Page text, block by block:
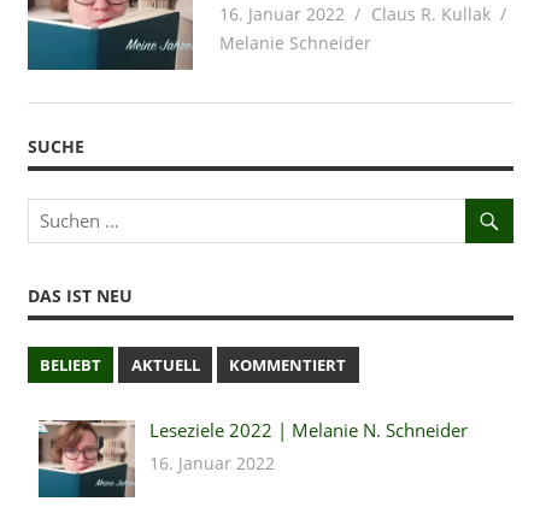
16. Januar 2022
Claus R. Kullak
Melanie Schneider
SUCHE
DAS IST NEU
BELIEBT AKTUELL KOMMENTIERT
Leseziele 2022 | Melanie N. Schneider
16. Januar 2022